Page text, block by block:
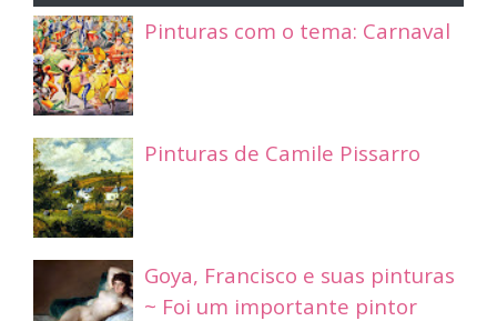
Pinturas com o tema: Carnaval
Pinturas de Camile Pissarro
Goya, Francisco e suas pinturas
~ Foi um importante pintor